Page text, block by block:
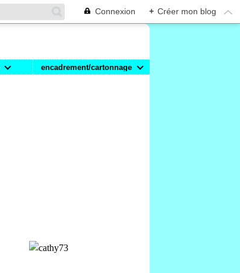
Connexion + Créer mon blog
encadrement/cartonnage